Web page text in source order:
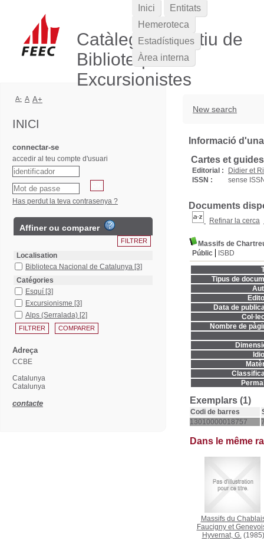
Catàleg Col·lectiu de
Biblioteques
Excursionistes
New search
Informació
Cartes et
Editorial :
Didier et
ISSN :
sense
Documents
Refinar la cerca
Massifs de
Públic
ISBD
Tipus de
Data de
Nombre de
Exemplars (1)
Codi de barres
13010000018757
Dans le même
Massifs du
Faucigny et
Hyvernat, G.(1985)
Inici
Entitats
Hemeroteca
Estadístiques
Àrea interna
A- A A+
INICI
connectar-se
accedir al teu compte d'usuari
Has perdut la teva contrasenya ?
Affiner ou comparer
Localisation
Biblioteca Nacional de Catalunya [3]
Catégories
Esquí [3]
Excursionisme [3]
Alps (Serralada) [2]
Adreça
CCBE
Catalunya
Catalunya
contacte